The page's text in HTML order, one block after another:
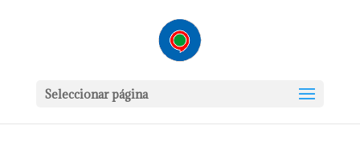
Seleccionar página